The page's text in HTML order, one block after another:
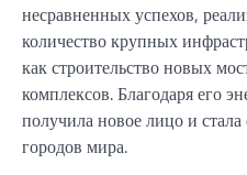
несравненных успехов,
количество крупных
как строительство новых
комплексов. Благодаря его
получила новое лицо и
городов мира.